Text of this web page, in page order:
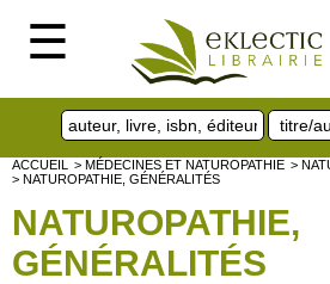
☰
ACCUEIL > MÉDECINES ET NATUROPATHIE >
> NATUROPATHIE, GÉNÉRALITÉS
NATUROPATHIE,
GÉNÉRALITÉS